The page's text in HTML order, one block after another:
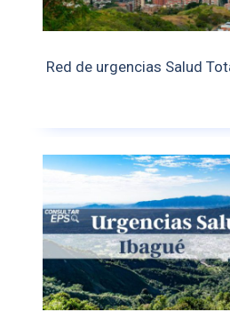
Red de urgencias Salud